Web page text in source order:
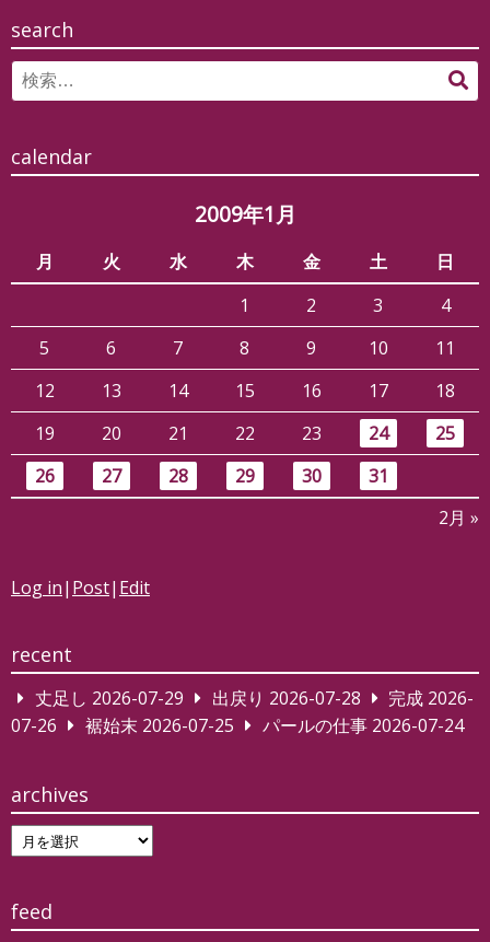
search
Search
for:
検
calendar
2009年1月
月 火 水 木 金 土
日
1
2 3
4
5
6 7 8 9 10
11
12
13 14 15 16 17
18
19
20 21 22 23 24
25
26
27 28 29 30
31
2月 »
Log in| Post| Edit
recent
丈足し 2026-07-29 出戻り 2026-07-28 完成 2026-
07-26
裾始末 2026-07-25 パールの仕事 2026-07-24
archives
archives
feed